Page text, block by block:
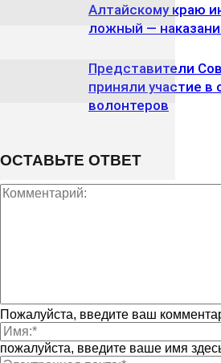
Алтайскому краю
ложный —
Представители
приняли участие
волонтеров
ОСТАВЬТЕ ОТВЕТ
Пожалуйста, введите ваш
пожалуйста, введите ваше имя